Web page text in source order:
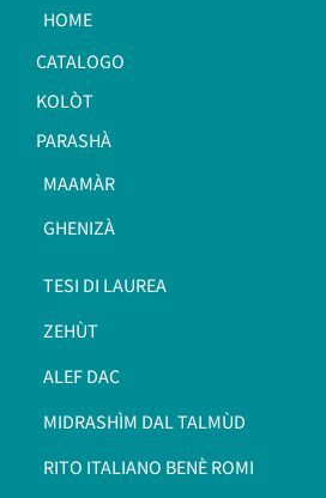
HOME
CATALOGO
KOLÒT
PARASHÀ
MAAMÀR
GHENIZÀ
TESI DI LAUREA
ZEHÙT
ALEF DAC
MIDRASHÌM DAL TALMÙD
RITO ITALIANO BENÈ ROMI​